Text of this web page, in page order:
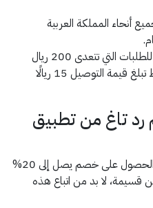
أنحاء المملكة العربية
توفير خدمة التوصيل المجاني للطلبات التي تتعدى 200 ريال
سعودي، والأقل من ذلك فقط تبلغ قيمة التوصيل 15 ريالًا
تاغ من تطبيق
من أجل تفعيل كوبون خصم رد تاغ والحصول على خصم يصل إلى 20%
قسيمة، لا بد من اتباع هذه